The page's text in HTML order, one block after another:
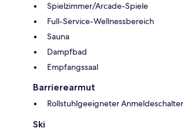
Spielzimmer/Arcade-Spiele
Full-Service-Wellnessbereich
Sauna
Dampfbad
Empfangssaal
Barrierearmut
Rollstuhlgeeigneter Anmeldeschalter
Ski